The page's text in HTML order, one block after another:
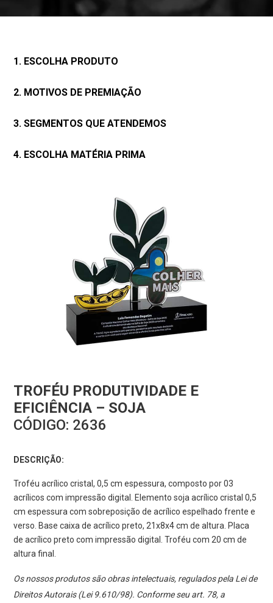
1. ESCOLHA PRODUTO
2. MOTIVOS DE PREMIAÇÃO
3. SEGMENTOS QUE ATENDEMOS
4. ESCOLHA MATÉRIA PRIMA
TROFÉU PRODUTIVIDADE E
EFICIÊNCIA – SOJA
CÓDIGO: 2636
DESCRIÇÃO:
Troféu acrílico cristal, 0,5 cm espessura, composto por 03
acrílicos com impressão digital. Elemento soja acrílico cristal 0,5
cm espessura com sobreposição de acrílico espelhado frente e
verso. Base caixa de acrílico preto, 21x8x4 cm de altura. Placa
de acrílico preto com impressão digital. Troféu com 20 cm de
altura final.
Os nossos produtos são obras intelectuais, regulados pela Lei de
Direitos Autorais (Lei 9.610/98). Conforme seu art. 78, a